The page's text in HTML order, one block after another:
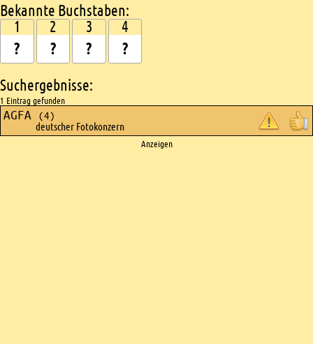
Bekannte Buchstaben:
1 2 3 4
Suchergebnisse:
1 Eintrag gefunden
AGFA (4)
deutscher Fotokonzern
Anzeigen